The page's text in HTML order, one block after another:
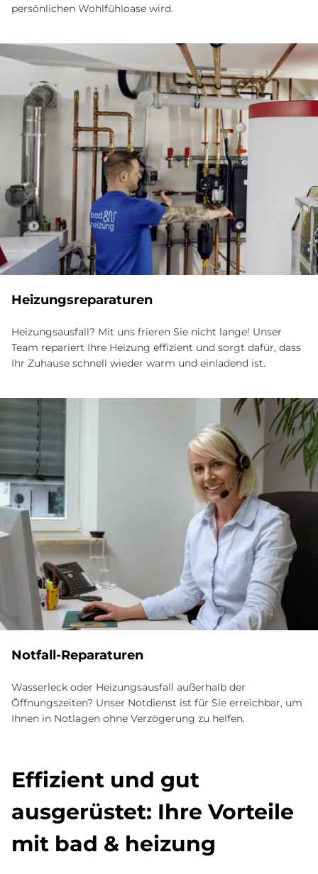
persönlichen Wohlfühloase wird.
Hei­zungs­re­pa­ra­tu­ren
Heizungsausfall? Mit uns frieren Sie nicht lange! Unser
Team repariert Ihre Heizung effizient und sorgt dafür, dass
Ihr Zuhause schnell wieder warm und einladend ist.
Not­fall-Re­pa­ra­tu­ren
Wasserleck oder Heizungsausfall außerhalb der
Öffnungszeiten? Unser Notdienst ist für Sie erreichbar, um
Ihnen in Notlagen ohne Verzögerung zu helfen.
Ef­fi­zi­ent und gut
aus­ge­rü­stet: Ihre Vor­teile
mit bad & hei­zung